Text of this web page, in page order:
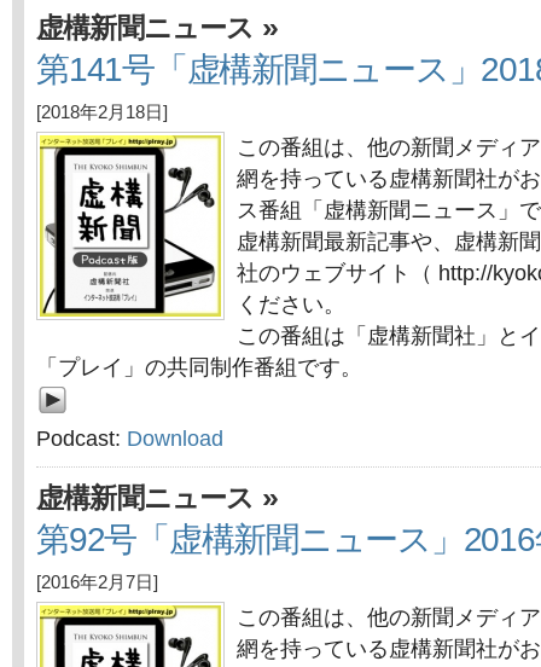
虚構新聞ニュース »
第141号「虚構新聞ニュース」
[2018年2月18日]
この番組は、他の新聞メディ
網を持っている虚構新聞社が
ス番組「虚構新聞ニュース」
虚構新聞最新記事や、虚構新
社のウェブサイト（ http://
ください。
この番組は「虚構新聞社」と
「プレイ」の共同制作番組です。
Podcast: Download
虚構新聞ニュース »
第92号「虚構新聞ニュース」
[2016年2月7日]
この番組は、他の新聞メディ
網を持っている虚構新聞社が